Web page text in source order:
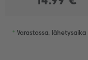
• Varastossa, lähetysaika